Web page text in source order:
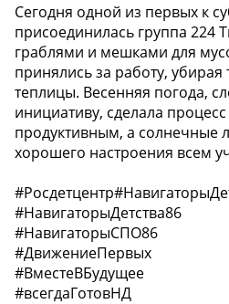
Сегодня одной из первых к
присоединилась группа 224
граблями и мешками для
принялись за работу,
теплицы. Весенняя погода,
инициативу, сделала
продуктивным, а солнечные
хорошего настроения всем
#НавигаторыДетства86
#НавигаторыСПО86
#ДвижениеПервых
#ВместеВБудущее
#всегдаГотовНД